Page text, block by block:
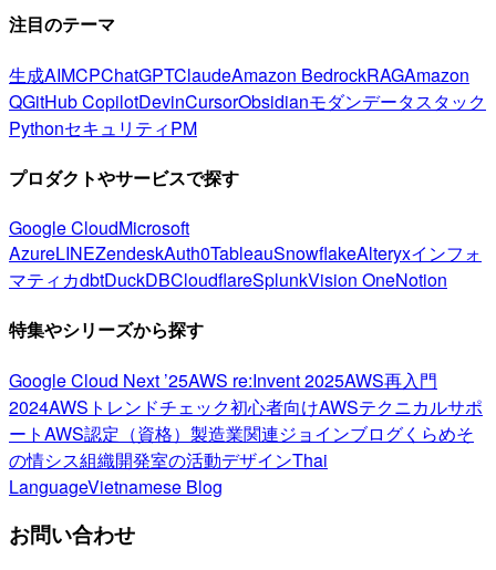
注目のテーマ
生成AIMCPChatGPTClaudeAmazon BedrockRAGAmazon
QGitHub CopilotDevinCursorObsidianモダンデータスタック
PythonセキュリティPM
プロダクトやサービスで探す
Google CloudMicrosoft
AzureLINEZendeskAuth0TableauSnowflakeAlteryxインフォ
マティカdbtDuckDBCloudflareSplunkVision OneNotion
特集やシリーズから探す
Google Cloud Next ’25AWS re:Invent 2025AWS再入門
2024AWSトレンドチェック初心者向けAWSテクニカルサポ
ートAWS認定（資格） 製造業関連ジョインブログくらめそ
の情シス組織開発室の活動デザインThai
LanguageVietnamese Blog
お問い合わせ